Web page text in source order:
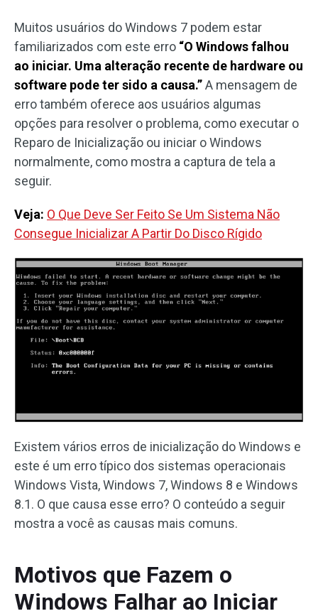
Muitos usuários do Windows 7 podem estar
familiarizados com este erro “O Windows falhou
ao iniciar. Uma alteração recente de hardware ou
software pode ter sido a causa.”A mensagem de
erro também oferece aos usuários algumas
opções para resolver o problema, como executar o
Reparo de Inicialização ou iniciar o Windows
normalmente, como mostra a captura de tela a
seguir.
Veja: O Que Deve Ser Feito Se Um Sistema Não
Consegue Inicializar A Partir Do Disco Rígido
Existem vários erros de inicialização do Windows e
este é um erro típico dos sistemas operacionais
Windows Vista, Windows 7, Windows 8 e Windows
8.1. O que causa esse erro? O conteúdo a seguir
mostra a você as causas mais comuns.
Motivos que Fazem o
Windows Falhar ao Iniciar